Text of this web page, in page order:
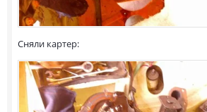
Сняли картер: